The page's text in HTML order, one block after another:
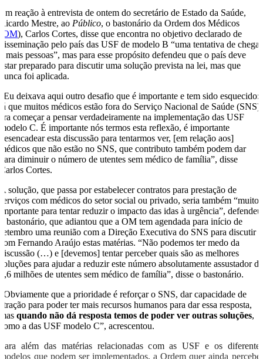
Em reação à entrevista de ontem do secretário de Estado da Saúde,
Ricardo Mestre, ao Público, o bastonário da Ordem dos Médicos
OM), Carlos Cortes, disse que encontra no objetivo declarado de
disseminação pelo país das USF de modelo B “uma tentativa de chegar
a mais pessoas”, mas para esse propósito defendeu que o país deve
estar preparado para discutir uma solução prevista na lei, mas que
nunca foi aplicada.
“Eu deixava aqui outro desafio que é importante e tem sido esquecido:
já que muitos médicos estão fora do Serviço Nacional de Saúde (SNS)
era começar a pensar verdadeiramente na implementação das USF
modelo C. É importante nós termos esta reflexão, é importante
desencadear esta discussão para tentarmos ver, [em relação aos]
médicos que não estão no SNS, que contributo também podem dar
para diminuir o número de utentes sem médico de família”, disse
Carlos Cortes.
A solução, que passa por estabelecer contratos para prestação de
serviços com médicos do setor social ou privado, seria também “muito
importante para tentar reduzir o impacto das idas à urgência”, defendeu
o bastonário, que adiantou que a OM tem agendada para início de
setembro uma reunião com a Direção Executiva do SNS para discutir
com Fernando Araújo estas matérias. “Não podemos ter medo da
discussão (…) e [devemos] tentar perceber quais são as melhores
soluções para ajudar a reduzir este número absolutamente assustador de
1,6 milhões de utentes sem médico de família”, disse o bastonário.
“Obviamente que a prioridade é reforçar o SNS, dar capacidade de
atração para poder ter mais recursos humanos para dar essa resposta,
masquando não dá resposta temos de poder ver outras soluções,
como a das USF modelo C”, acrescentou.
Para além das matérias relacionadas com as USF e os diferentes
modelos que podem ser implementados, a Ordem quer ainda perceber